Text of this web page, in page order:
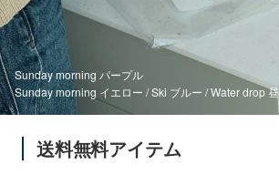
Sunday morning パープル
Sunday morning イエロー / Ski ブルー / Water drop 昼
送料無料アイテム